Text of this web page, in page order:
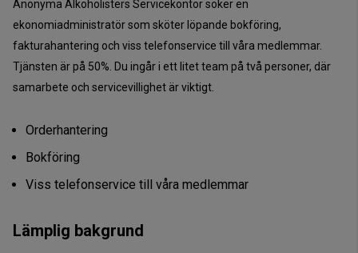
Anonyma Alkoholisters Servicekontor söker en
ekonomiadministratör som sköter löpande bokföring,
fakturahantering och viss telefonservice till våra medlemmar.
Tjänsten är på 50%. Du ingår i ett litet team på två personer, där
samarbete och servicevillighet är viktigt.
Orderhantering
Bokföring
Viss telefonservice till våra medlemmar
Lämplig bakgrund